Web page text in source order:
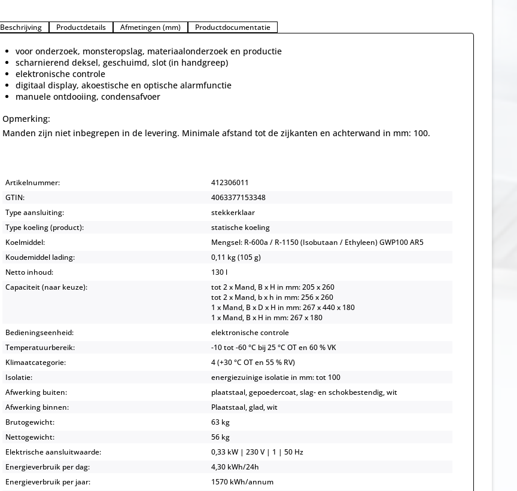
Beschrijving Productdetails Afmetingen (mm) Productdocumentatie
voor onderzoek, monsteropslag, materiaalonderzoek en productie
scharnierend deksel, geschuimd, slot (in handgreep)
elektronische controle
digitaal display, akoestische en optische alarmfunctie
manuele ontdooiing, condensafvoer
Opmerking:
Manden zijn niet inbegrepen in de levering. Minimale afstand tot de zijkanten en achterwand in mm: 100.
Artikelnummer:
412306011
GTIN:
4063377153348
Type aansluiting:
stekkerklaar
Type koeling (product):
statische koeling
Koelmiddel:
Mengsel: R-600a / R-1150 (Isobutaan / Ethyleen) GWP100 AR5
Koudemiddel lading:
0,11 kg (105 g)
Netto inhoud:
130 l
Capaciteit (naar keuze):
tot 2 x Mand, B x H in mm: 205 x 260
tot 2 x Mand, b x h in mm: 256 x 260
1 x Mand, B x D x H in mm: 267 x 440 x 180
1 x Mand, B x H in mm: 267 x 180
Bedieningseenheid:
elektronische controle
Temperatuurbereik:
-10 tot -60 °C bij 25 °C OT en 60 % VK
Klimaatcategorie:
4 (+30 °C OT en 55 % RV)
Isolatie:
energiezuinige isolatie in mm: tot 100
Afwerking buiten:
plaatstaal, gepoedercoat, slag- en schokbestendig, wit
Afwerking binnen:
Plaatstaal, glad, wit
Brutogewicht:
63 kg
Nettogewicht:
56 kg
Elektrische aansluitwaarde:
0,33 kW | 230 V | 1 | 50 Hz
Energieverbruik per dag:
4,30 kWh/24h
Energieverbruik per jaar:
1570 kWh/annum